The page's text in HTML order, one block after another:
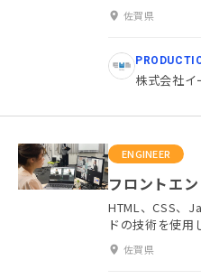
佐賀県
株式会社イ
ENGINEER
フロントエ
HTML、CSS、
ドの技術を使用
佐賀県